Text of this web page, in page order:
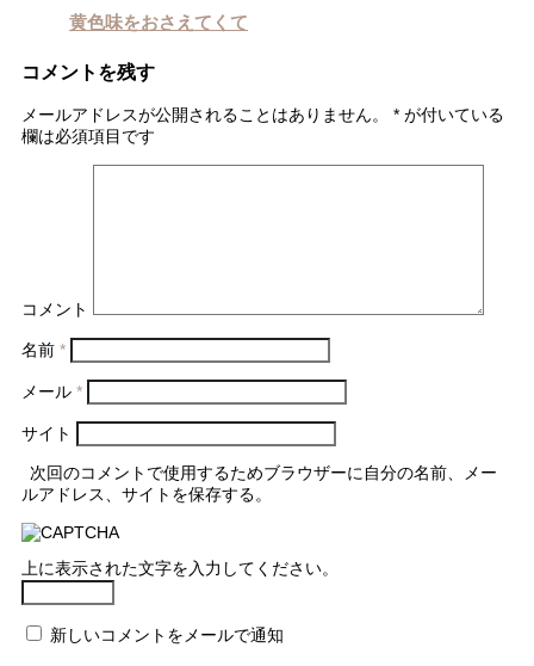
黄色味をおさえてくて
コメントを残す
メールアドレスが公開されることはありません。 * が付いている
欄は必須項目です
コメント
名前 *
メール *
サイト
次回のコメントで使用するためブラウザーに自分の名前、メー
ルアドレス、サイトを保存する。
上に表示された文字を入力してください。
新しいコメントをメールで通知